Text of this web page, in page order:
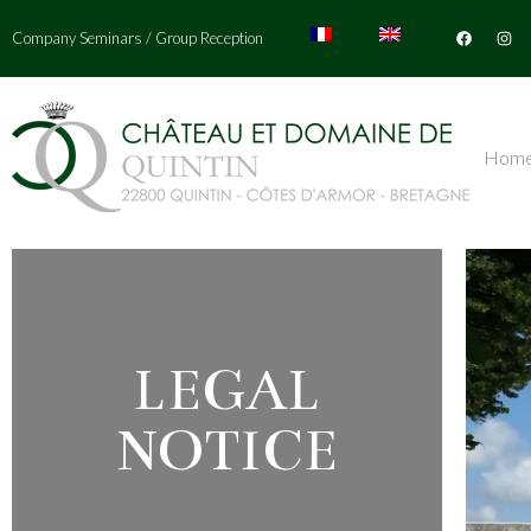
Company Seminars / Group Reception
LEGAL
NOTICE